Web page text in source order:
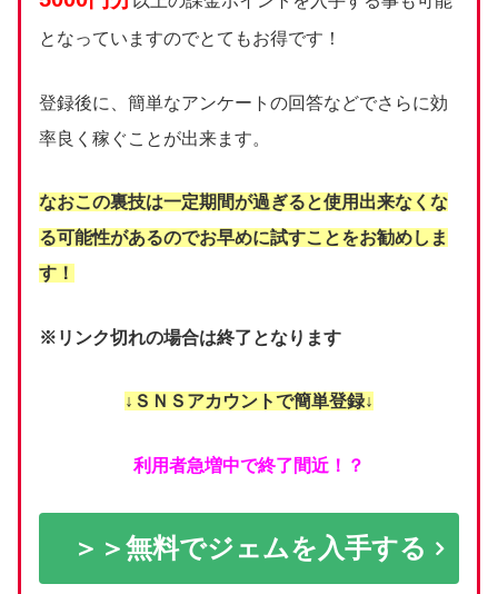
となっていますのでとてもお得です！
登録後に、簡単なアンケートの回答などでさらに効
率良く稼ぐことが出来ます。
なおこの裏技は一定期間が過ぎると使用出来なくな
る可能性があるのでお早めに試すことをお勧めしま
す！
※リンク切れの場合は終了となります
↓ＳＮＳアカウントで簡単登録↓
利用者急増中で終了間近！？
＞＞無料でジェムを入手する